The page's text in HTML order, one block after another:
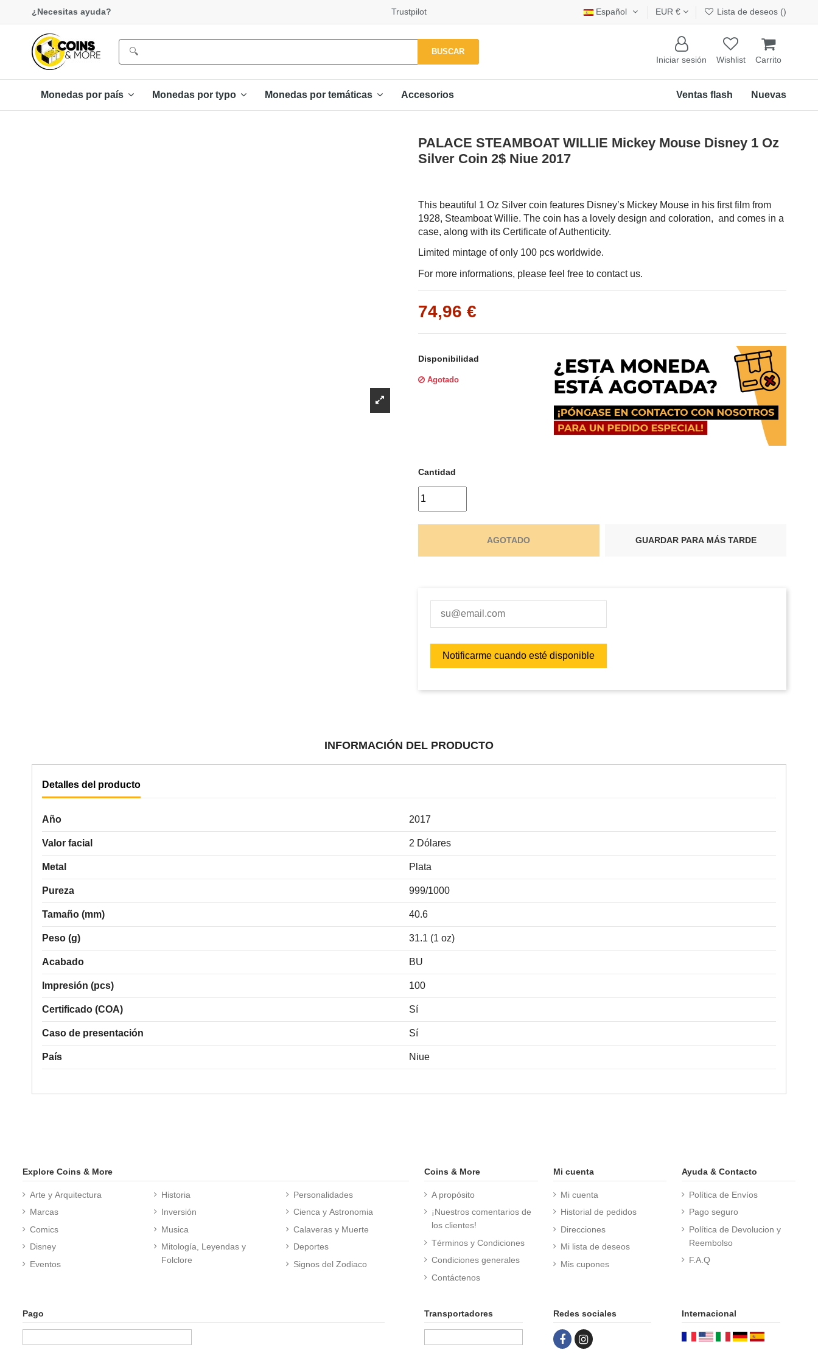
Γ
¿Necesitas ayuda? Trustpilot Español EUR € Lista de deseos ()
BUSCAR
Iniciar sesión Wishlist Carrito
Monedas por país Monedas por typo Monedas por temáticas Accesorios Nuevas
Ventas flash
PALACE STEAMBOAT WILLIE Mickey Mouse Disney 1 Oz
Silver Coin 2$ Niue 2017
This beautiful 1 Oz Silver coin features Disney’s Mickey Mouse in his first film from
1928, Steamboat Willie. The coin has a lovely design and coloration, and comes in a
case, along with its Certificate of Authenticity.
Limited mintage of only 100 pcs worldwide.
For more informations, please feel free to contact us.
74,96 €
Disponibilidad
Agotado
Cantidad
AGOTADO GUARDAR PARA MÁS TARDE
INFORMACIÓN DEL PRODUCTO
Detalles del producto
Año 2017
Valor facial 2 Dólares
Metal Plata
Pureza 999/1000
Tamaño (mm) 40.6
Peso (g) 31.1 (1 oz)
Acabado BU
Impresión (pcs) 100
Certificado (COA) Sí
Caso de presentación Sí
País Niue
Explore Coins & More
Arte y Arquitectura
Marcas
Comics
Disney
Eventos
Historia
Inversión
Musica
Mitología, Leyendas y
Folclore
Personalidades
Cienca y Astronomia
Calaveras y Muerte
Deportes
Signos del Zodiaco
Coins & More
A propósito
¡Nuestros comentarios de
los clientes!
Términos y Condiciones
Condiciones generales
Contáctenos
Mi cuenta
Mi cuenta
Historial de pedidos
Direcciones
Mi lista de deseos
Mis cupones
Ayuda & Contacto
Política de Envíos
Pago seguro
Política de Devolucion y
Reembolso
F.A.Q
Pago Transportadores Redes sociales Internacional